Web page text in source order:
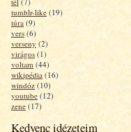
tumblr-like (19)
túra (9)
vers (6)
verseny (2)
virágos (1)
voltam (44)
wikipédia (16)
windóz (10)
youtube (12)
zene (17)
Kedvenc idézeteim